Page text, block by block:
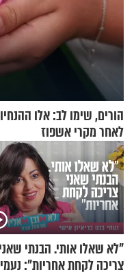
הורים, שימו לב: אלו
לאחר מקרי אשפוז
"לא שאלו אותי. הבנתי שאני
צריכה לקחת אחריות": נעמי